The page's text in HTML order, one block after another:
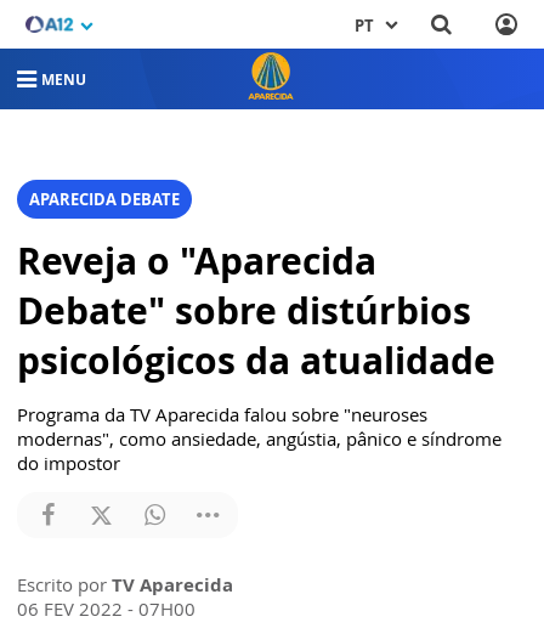
PT
MENU
APARECIDA DEBATE
Reveja o "Aparecida
Debate" sobre distúrbios
psicológicos da atualidade
Programa da TV Aparecida falou sobre "neuroses
modernas", como ansiedade, angústia, pânico e síndrome
do impostor
Escrito por TV Aparecida
06 FEV 2022 - 07H00